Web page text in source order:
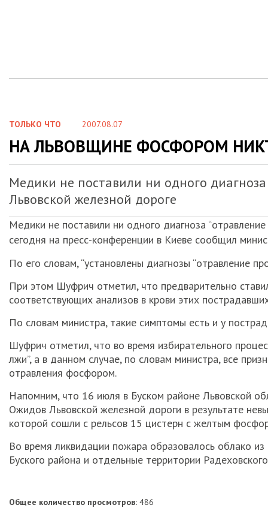
ТОЛЬКО ЧТО 2007.08.07
НА ЛЬВОВЩИНЕ ФОСФОРОМ
Медики не поставили ни одного
Львовской железной дороге
Медики не поставили ни одного диагноза
сегодня на пресс-конференции в Киеве сообщил
По его словам, “установлены диагнозы “отравление
При этом Шуфрич отметил, что предварительно
соответствующих анализов в крови этих
По словам министра, такие симптомы есть и у
Шуфрич отметил, что во время избирательного
лжи”, а в данном случае, по словам министра, все
отравления фосфором.
Напомним, что 16 июля в Буском районе Львовской
Ожидов Львовской железной дороги в результате
которой сошли с рельсов 15 цистерн с желтым
Во время ликвидации пожара образовалось облако
Буского района и отдельные территории
Общее количество просмотров: 486